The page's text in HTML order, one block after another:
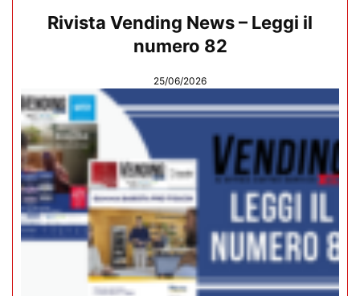
Rivista Vending News – Leggi il
numero 82
25/06/2026